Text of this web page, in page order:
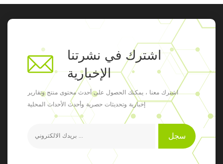
اشترك في نشرتنا
الإخبارية
اشترك معنا ، يمكنك الحصول على أحدث محتوى منتج وتقارير
إخبارية وتحديثات حصرية وأحدث الأحداث المحلية
سجل